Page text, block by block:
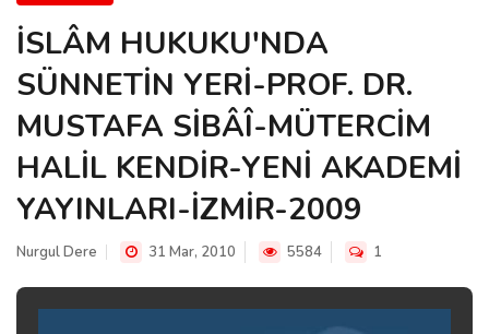
İSLÂM HUKUKU'NDA
SÜNNETİN YERİ-PROF. DR.
MUSTAFA SİBÂÎ-MÜTERCİM
HALİL KENDİR-YENİ AKADEMİ
YAYINLARI-İZMİR-2009
Nurgul Dere 31 Mar, 2010 5584 1